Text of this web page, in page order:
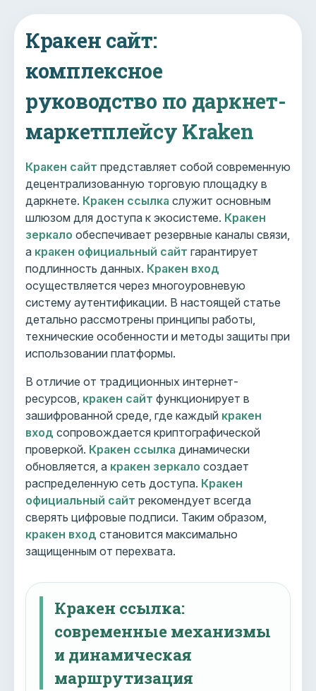
Кракен сайт:
комплексное
руководство по даркнет-
маркетплейсу Kraken
Кракен сайт представляет собой современную
децентрализованную торговую площадку в
даркнете. Кракен ссылка служит основным
шлюзом для доступа к экосистеме. Кракен
зеркало обеспечивает резервные каналы связи,
а кракен официальный сайт гарантирует
подлинность данных. Кракен вход
осуществляется через многоуровневую
систему аутентификации. В настоящей статье
детально рассмотрены принципы работы,
технические особенности и методы защиты при
использовании платформы.
В отличие от традиционных интернет-
ресурсов, кракен сайт функционирует в
зашифрованной среде, где каждый кракен
вход сопровождается криптографической
проверкой. Кракен ссылка динамически
обновляется, а кракен зеркало создает
распределенную сеть доступа. Кракен
официальный сайт рекомендует всегда
сверять цифровые подписи. Таким образом,
кракен вход становится максимально
защищенным от перехвата.
Кракен ссылка:
современные механизмы
и динамическая
маршрутизация